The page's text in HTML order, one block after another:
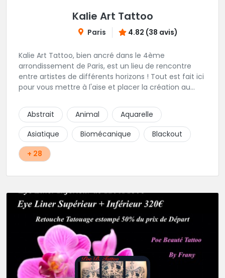
Kalie Art Tattoo
Paris 4.82 (38 avis)
Kalie Art Tattoo, bien ancré dans le 4ème
arrondissement de Paris, est un lieu de rencontre
entre artistes de différents horizons ! Tout est fait ici
pour vous mettre à l'aise et placer la création au
Abstrait
Animal
Aquarelle
Asiatique
Biomécanique
Blackout
+ 28